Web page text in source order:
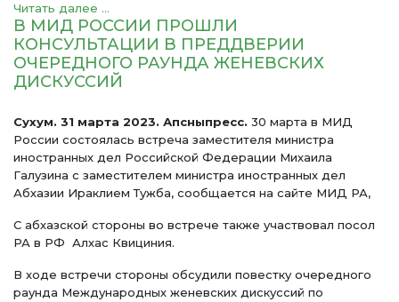
Читать далее ...
В МИД РОССИИ ПРОШЛИ
КОНСУЛЬТАЦИИ В ПРЕДДВЕРИИ
ОЧЕРЕДНОГО РАУНДА ЖЕНЕВСКИХ
ДИСКУССИЙ
Сухум. 31 марта 2023. Апсныпресс. 30 марта в МИД
России состоялась встреча заместителя министра
иностранных дел Российской Федерации Михаила
Галузина с заместителем министра иностранных дел
Абхазии Ираклием Тужба, сообщается на сайте МИД РА,
С абхазской стороны во встрече также участвовал посол
РА в РФ Алхас Квициния.
В ходе встречи стороны обсудили повестку очередного
раунда Международных женевских дискуссий по